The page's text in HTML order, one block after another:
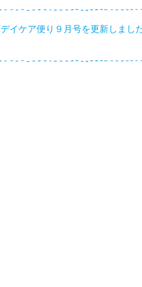
デイケア便り９月号を更新しました